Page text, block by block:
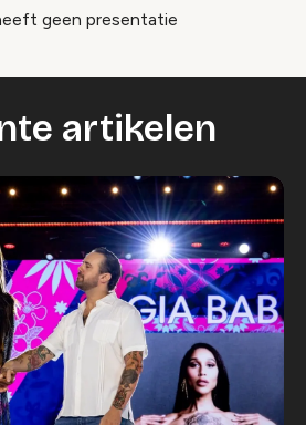
geen presentatie
artikelen